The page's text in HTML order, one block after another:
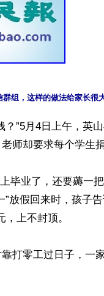
？”5月4日上午，英
师却要求每个学生捐
毕业了，还要薅一
放假回来时，孩子
上不封顶。
打零工过日子，一